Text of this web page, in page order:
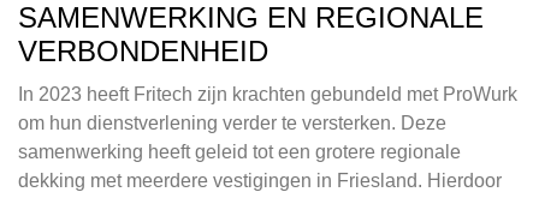
SAMENWERKING EN REGIONALE
VERBONDENHEID
In 2023 heeft Fritech zijn krachten gebundeld met ProWurk
om hun dienstverlening verder te versterken. Deze
samenwerking heeft geleid tot een grotere regionale
dekking met meerdere vestigingen in Friesland. Hierdoor